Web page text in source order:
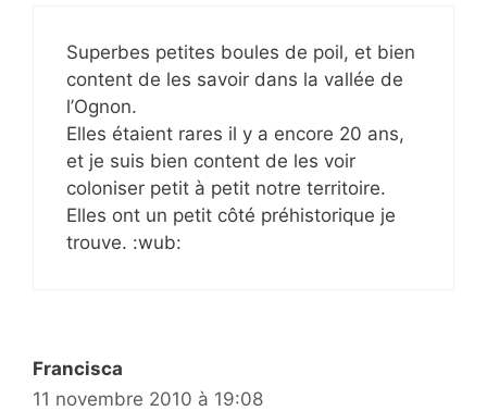
Superbes petites boules de poil, et bien
content de les savoir dans la vallée de
l’Ognon.
Elles étaient rares il y a encore 20 ans,
et je suis bien content de les voir
coloniser petit à petit notre territoire.
Elles ont un petit côté préhistorique je
trouve. :wub:
Francisca
11 novembre 2010 à 19:08